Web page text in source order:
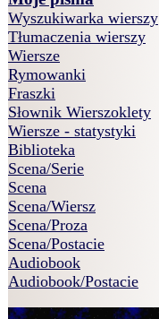
Wyszukiwarka wierszy
Tłumaczenia wierszy
Wiersze
Rymowanki
Fraszki
Słownik Wierszoklety
Wiersze - statystyki
Biblioteka
Scena/Serie
Scena
Scena/Wiersz
Scena/Proza
Scena/Postacie
Audiobook
Audiobook/Postacie